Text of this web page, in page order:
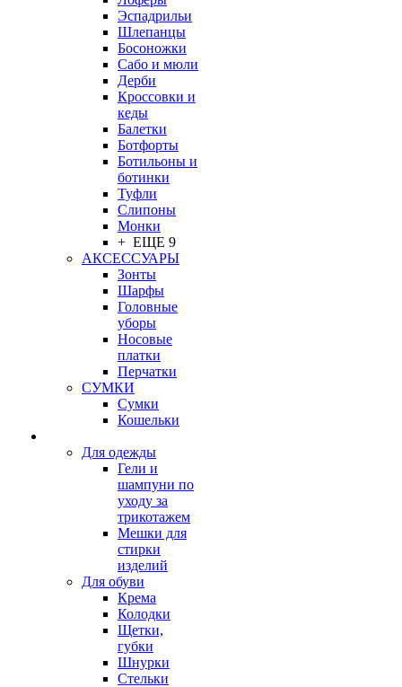
Эспадрильи
Шлепанцы
Босоножки
Сабо и мюли
Дерби
Кроссовки и
кеды
Балетки
Ботфорты
Ботильоны и
ботинки
Туфли
Слипоны
Монки
+ ЕЩЕ 9
АКСЕССУАРЫ
Зонты
Шарфы
Головные
уборы
Носовые
платки
Перчатки
СУМКИ
Сумки
Кошельки
Для одежды
Гели и
шампуни по
уходу за
трикотажем
Мешки для
стирки
изделий
Для обуви
Крема
Колодки
Щетки,
губки
Шнурки
Стельки